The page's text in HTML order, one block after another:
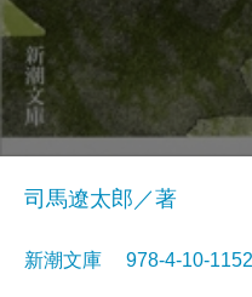
司馬遼太郎／著
新潮文庫 978-4-10-